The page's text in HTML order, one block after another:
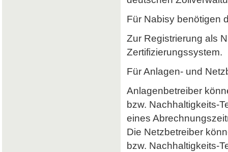
Für Nabisy benötigen
Zur Registrierung als
Zertifizierungssystem.
Für Anlagen- und
Anlagenbetreiber
bzw. Nachhaltigkeits-
eines
Die Netzbetreiber
bzw. Nachhaltigkeits-